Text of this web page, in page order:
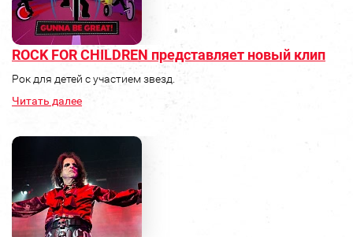
ROCK FOR CHILDREN представляет новый клип
Рок для детей с участием звезд.
Читать далее